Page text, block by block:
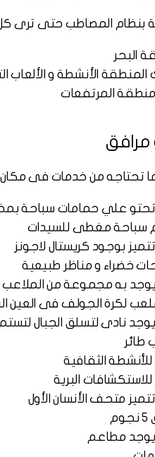
المصاطب حتى ترى كل
البحر
المنطقة الأنشطة و الألعاب
منطقة المرتفعات
من خدمات فى مكان
علي حمامات سباحة
سباحة مغطى للسيدات
بوجود كريستال لاجونز
خضراء و مناظر طبيعية
به مجموعة من الملاعب
لكرة الجولف فى العين
نادى لتسلق الجبال
طائر
الثقافية
البرية
متحف الأنسان الأول
مطاعم